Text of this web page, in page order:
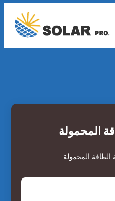
المحمولة
الطاقة المحمولة